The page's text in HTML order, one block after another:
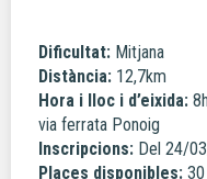
Dificultat: Mitjana
Distància: 12,7km
Hora i lloc i d’eixida:
via ferrata Ponoig
Inscripcions: Del 24/
Places disponibles: 30